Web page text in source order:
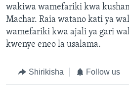
wakiwa wamefariki kwa
Machar. Raia watano kati ya
wamefariki kwa ajali ya gari
kwenye eneo la usalama.
Shirikisha Follow us